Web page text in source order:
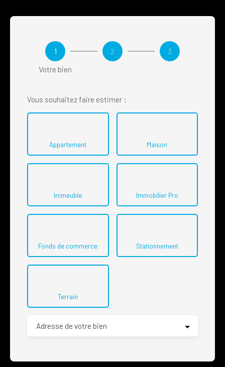
1
Votre bien
2 3
Vous souhaitez faire estimer :
Appartement Maison
Immeuble Immobilier Pro
Fonds de commerce Stationnement
Terrain
Adresse de votre bien